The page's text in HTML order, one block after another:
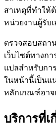
สาเหตุที่ทำให้
หน่วยงานผู้รับ
ตรวจสอบสถา
เว็บไซต์ทางกา
แปลสำหรับกา
ในหน้านี้เป็นแ
หลักเกณฑ์อาจ
บริการที่เ